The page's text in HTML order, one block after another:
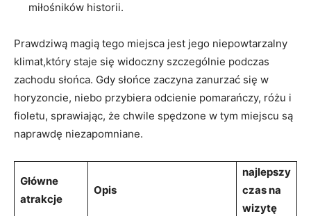
miłośników historii.
Prawdziwą magią tego miejsca jest jego niepowtarzalny
klimat,który staje się widoczny szczególnie podczas
zachodu słońca. Gdy słońce zaczyna zanurzać się w
horyzoncie, niebo przybiera odcienie pomarańczy, różu i
fioletu, sprawiając, że chwile spędzone w tym miejscu są
naprawdę niezapomniane.
Główne
atrakcje
Opis
najlepszy
czas na
wizytę